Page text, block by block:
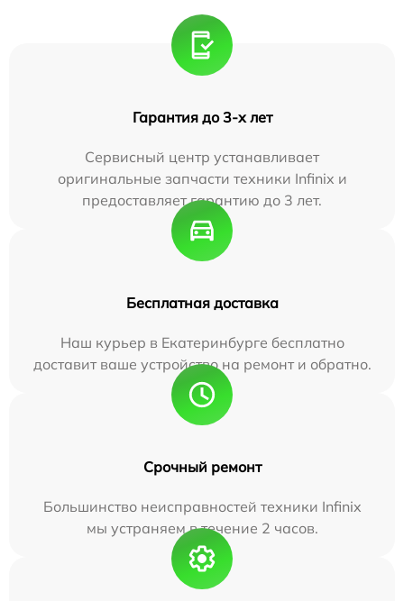
Гарантия до 3-х лет
Сервисный центр устанавливает
оригинальные запчасти техники Infinix и
предоставляет гарантию до 3 лет.
Бесплатная доставка
Наш курьер в Екатеринбурге бесплатно
доставит ваше устройство на ремонт и обратно.
Срочный ремонт
Большинство неисправностей техники Infinix
мы устраняем в течение 2 часов.